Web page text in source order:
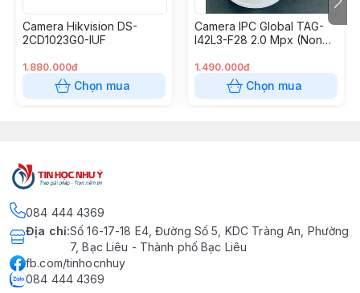
- Tiêu chuẩn chống bụi và nước: IP67 (thích hợp sử
dụng trong nhà và ngoài trời).
Camera Hikvision DS-
2CD1023G0-IUF
1.880.000đ
Chọn mua
Camera IPC Global TAG-
I42L3-F28 2.0 Mpx (None
1.490.000đ
Chọn mua
084 444 4369
Địa chỉ:Số 16-17-18 E4, Đường Số 5, KDC Tràng An, Phường
7, Bạc Liêu - Thành phố Bạc Liêu
fb.com/tinhocnhuy
084 444 4369